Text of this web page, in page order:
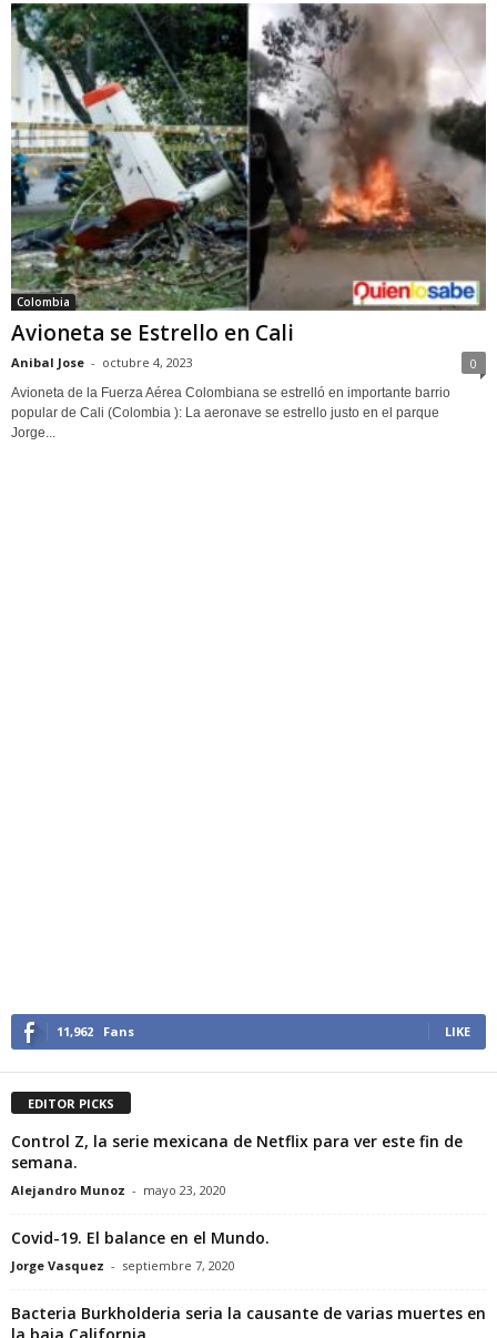
Colombia
Avioneta se Estrello en Cali
Anibal Jose - octubre 4, 2023 0
Avioneta de la Fuerza Aérea Colombiana se estrelló en importante barrio
popular de Cali (Colombia ): La aeronave se estrello justo en el parque
Jorge...
11,962 Fans LIKE
EDITOR PICKS
Control Z, la serie mexicana de Netflix para ver este fin de
semana.
Alejandro Munoz - mayo 23, 2020
Covid-19. El balance en el Mundo.
Jorge Vasquez - septiembre 7, 2020
Bacteria Burkholderia seria la causante de varias muertes en
la baja California.